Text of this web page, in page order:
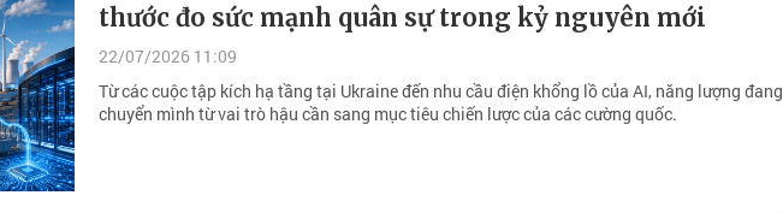
thước đo sức mạnh quân sự trong kỷ nguyên mới
22/07/2026 11:09
Từ các cuộc tập kích hạ tầng tại Ukraine đến nhu cầu điện khổng lồ của AI, năng lượng đang
chuyển mình từ vai trò hậu cần sang mục tiêu chiến lược của các cường quốc.